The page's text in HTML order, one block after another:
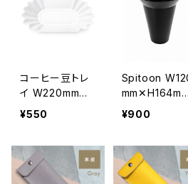
コーヒー豆トレ
イ W220mm✕
H35mm✕D135
¥550
Spitoon
mm✕H164mm
【黒】
¥900